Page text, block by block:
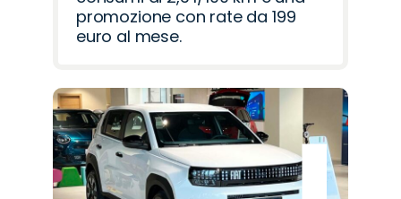
promozione con rate da 199
euro al mese.